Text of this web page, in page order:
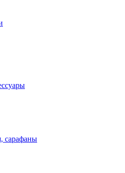
сарафаны